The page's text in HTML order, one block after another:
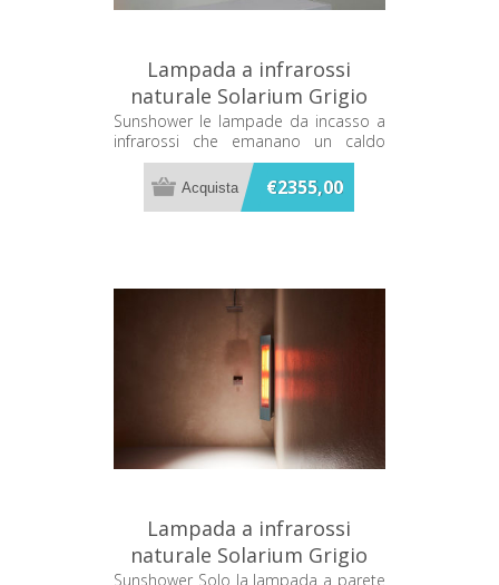
Lampada a infrarossi
naturale Solarium Grigio
Sunshower One S S0500-
S0103
Sunshower le lampade da incasso a
infrarossi che emanano un caldo
terapeutico mentre ti fai la doccia
€2355,00
Lampada a infrarossi
naturale Solarium Grigio
Sunshower Solo la lampada a parete